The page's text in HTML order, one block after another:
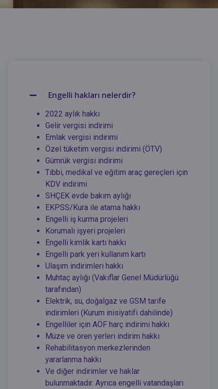
Engelli hakları nelerdir?
2022 aylık hakkı
Gelir vergisi indirimi
Emlak vergisi indirimi
Özel tüketim vergisi indirimi (ÖTV)
Gümrük vergisi indirimi
Tıbbi, medikal ve eğitim araç gereçleri için
KDV indirimi
SHÇEK evde bakım aylığı
EKPSS/Kura ile atama hakkı
Engelli iş kurma projeleri
Korumalı işyeri projeleri
Engelli kimlik kartı hakkı
Engelli park yeri kullanım kartı
Ulaşım indirimleri hakkı
Muhtaç aylığı (Vakıflar Genel Müdürlüğü
tarafından)
Elektrik, su, doğalgaz ve GSM tarife
indirimleri (Kurum inisiyatifi dahilinde)
Engelliler için AÖF harç indirimi hakkı
Müze ve ören yerleri indirim hakkı
Rehabilitasyon merkezlerinden
yararlanma hakkı
Ve diğer indirimler ve haklar
bulunmaktadır. Ayrıca engelli vatandaşları